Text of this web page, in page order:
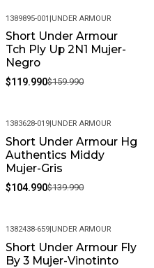
-25%
1389895-001 |UNDER ARMOUR
Short Under Armour
Tch Ply Up 2N1 Mujer-
Negro
$119.990$159.990
-25%
1383628-019 UNDER ARMOUR
Short Under Armour Hg
Authentics Middy
Mujer-Gris
$104.990$139.990
-23%
1382438-659 UNDER ARMOUR
Short Under Armour Fly
By 3 Mujer-Vinotinto